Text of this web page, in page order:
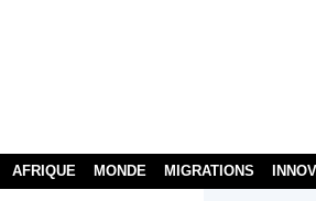
AFRIQUE MONDE MIGRATIONS